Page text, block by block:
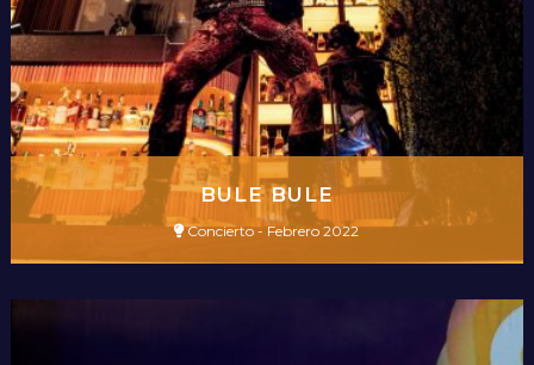
BULE BULE
Concierto - Febrero 2022